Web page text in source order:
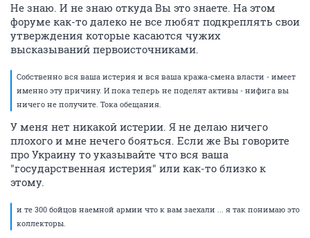
Не знаю. И не знаю откуда Вы это знаете. На этом
форуме как-то далеко не все любят подкреплять свои
утверждения которые касаются чужих
высказываний первоисточниками.
Собственно вся ваша истерия и вся ваша кража-смена власти - имеет
именно эту причину. И пока теперь не поделят активы - нифига вы
ничего не получите. Тока обещания.
У меня нет никакой истерии. Я не делаю ничего
плохого и мне нечего бояться. Если же Вы говорите
про Украину то указывайте что вся ваша
"государственная истерия" или как-то близко к
этому.
и те 300 бойцов наемной армии что к вам заехали ... я так понимаю это
коллекторы.